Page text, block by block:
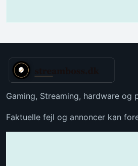
Gaming, Streaming, hardware og
Faktuelle fejl og annoncer kan